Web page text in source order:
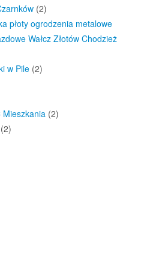
(2)
płoty ogrodzenia metalowe
Wałcz Złotów Chodzież
w Pile (2)
Mieszkania (2)
(2)